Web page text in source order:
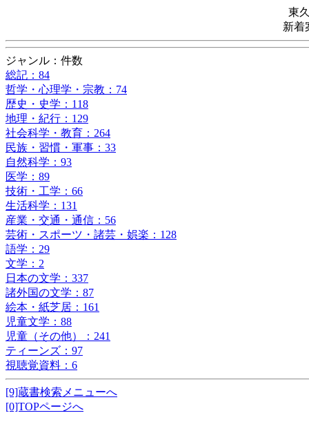
東
新着
ジャンル：件数
総記：84
哲学・心理学・宗教：74
歴史・史学：118
地理・紀行：129
社会科学・教育：264
民族・習慣・軍事：33
自然科学：93
医学：89
技術・工学：66
生活科学：131
産業・交通・通信：56
芸術・スポーツ・諸芸・娯楽：128
語学：29
文学：2
日本の文学：337
諸外国の文学：87
絵本・紙芝居：161
児童文学：88
児童（その他）：241
ティーンズ：97
視聴覚資料：6
[9]蔵書検索メニューへ
[0]TOPページへ